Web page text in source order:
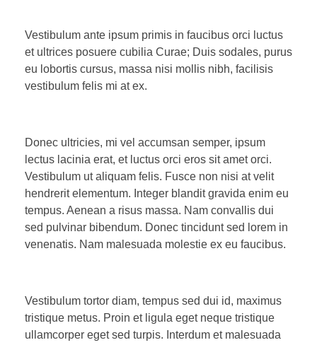
Vestibulum ante ipsum primis in faucibus orci luctus
et ultrices posuere cubilia Curae; Duis sodales, purus
eu lobortis cursus, massa nisi mollis nibh, facilisis
vestibulum felis mi at ex.
Donec ultricies, mi vel accumsan semper, ipsum
lectus lacinia erat, et luctus orci eros sit amet orci.
Vestibulum ut aliquam felis. Fusce non nisi at velit
hendrerit elementum. Integer blandit gravida enim eu
tempus. Aenean a risus massa. Nam convallis dui
sed pulvinar bibendum. Donec tincidunt sed lorem in
venenatis. Nam malesuada molestie ex eu faucibus.
Vestibulum tortor diam, tempus sed dui id, maximus
tristique metus. Proin et ligula eget neque tristique
ullamcorper eget sed turpis. Interdum et malesuada